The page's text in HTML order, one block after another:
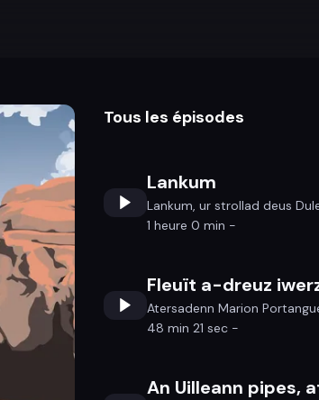
Tous les épisodes
Lankum
Lankum, ur strollad deus
1 heure 0 min -
Atersadenn Marion
48 min 21 sec -